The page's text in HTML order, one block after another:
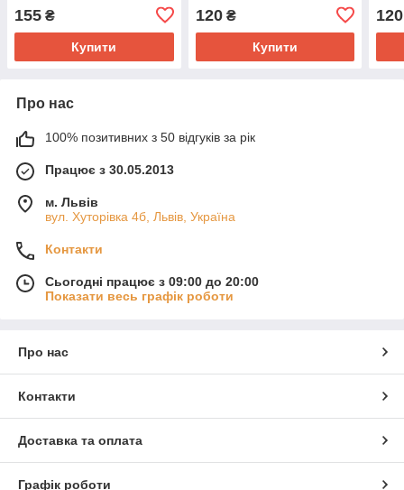
155 ₴
Купити
120₴
Купити
120
Про нас
100% позитивних з 50 відгуків за рік
Працює з 30.05.2013
м. Львів
вул. Хуторівка 4б, Львів, Україна
Контакти
Сьогодні працює з 09:00 до 20:00
Показати весь графік роботи
Про нас
Контакти
Доставка та оплата
Графік роботи